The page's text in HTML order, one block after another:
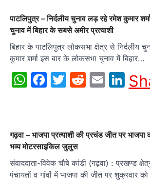
पाटलिपुत्र – निर्दलीय चुनाव लड़ रहे रमेश कुमार
चुनाव में बिहार के सबसे अमीर प्रत्याशी
बिहार के पाटलिपुत्र लोकसभा क्षेत्र से निर्दलीय
कुमार शर्मा इस बार के लोकसभा चुनाव में बिहार…
WhatsApp
Facebook
Twitter
Reddit
Email
गढ़वा – भाजपा प्रत्याशी की प्रचंड जीत पर भाजपा
भव्य मोटरसाइकिल जुलुस
संवाददाता-विवेक चौबे कांडी (गढ़वा) : प्रखण्ड
पंचायतों व गांवों में भाजपा की जीत पर शुक्रवार